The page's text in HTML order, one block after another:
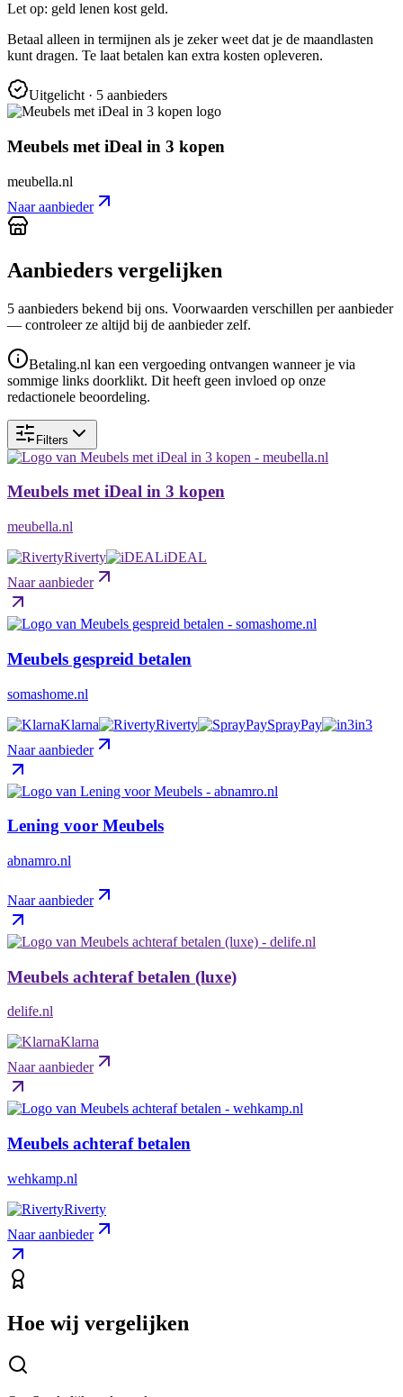
Let op: geld lenen kost geld.
Betaal alleen in termijnen als je zeker weet dat je de maandlasten
kunt dragen. Te laat betalen kan extra kosten opleveren.
Uitgelicht· 5 aanbieders
Meubels met iDeal in 3 kopen
meubella.nl
Naar aanbieder
Aanbieders vergelijken
5 aanbieders bekend bij ons. Voorwaarden verschillen per aanbieder
— controleer ze altijd bij de aanbieder zelf.
Betaling.nl kan een vergoeding ontvangen wanneer je via
sommige links doorklikt. Dit heeft geen invloed op onze
redactionele beoordeling.
Filters
Meubels met iDeal in 3 kopen
meubella.nl
Riverty
iDEAL
Naar aanbieder
Meubels gespreid betalen
somashome.nl
Klarna
Riverty SprayPay
in3
Naar aanbieder
Lening voor Meubels
abnamro.nl
Naar aanbieder
Meubels achteraf betalen (luxe)
delife.nl
Klarna
Naar aanbieder
Meubels achteraf betalen
wehkamp.nl
Riverty
Naar aanbieder
Hoe wij vergelijken